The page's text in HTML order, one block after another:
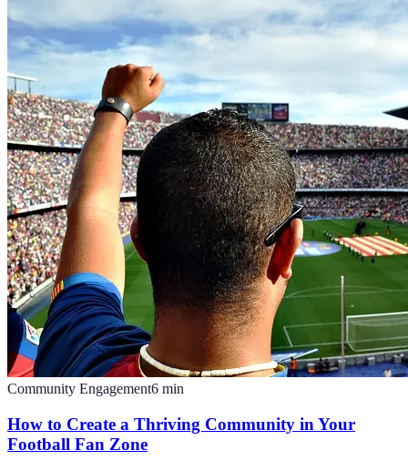
Community Engagement6 min
How to Create a Thriving Community in Your
Football Fan Zone